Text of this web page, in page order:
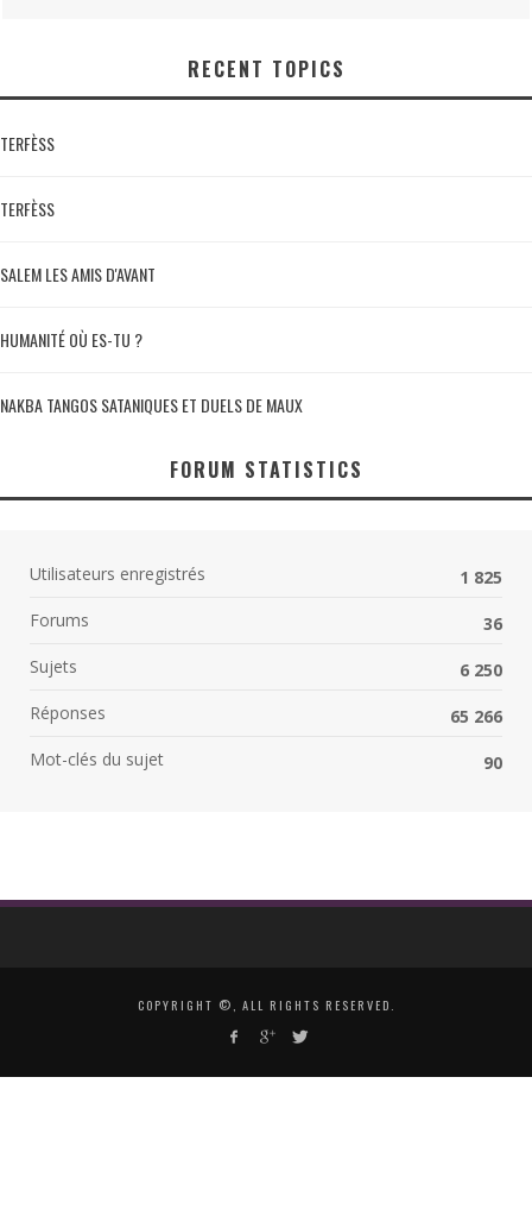
RECENT TOPICS
TERFÈSS
TERFÈSS
SALEM LES AMIS D'AVANT
HUMANITÉ OÙ ES-TU ?
NAKBA TANGOS SATANIQUES ET DUELS DE MAUX
FORUM STATISTICS
Utilisateurs enregistrés
1 825
Forums
36
Sujets
6 250
Réponses
65 266
Mot-clés du sujet
90
COPYRIGHT ©, ALL RIGHTS RESERVED.